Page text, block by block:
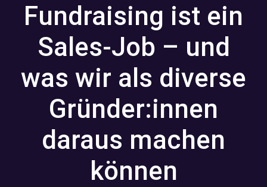
Fundraising ist ein
Sales-Job – und
was wir als diverse
Gründer:innen
daraus machen
können